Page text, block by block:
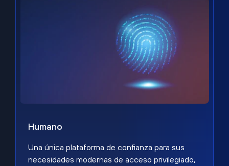
Humano
Una única plataforma de confianza para sus
necesidades modernas de acceso privilegiado,